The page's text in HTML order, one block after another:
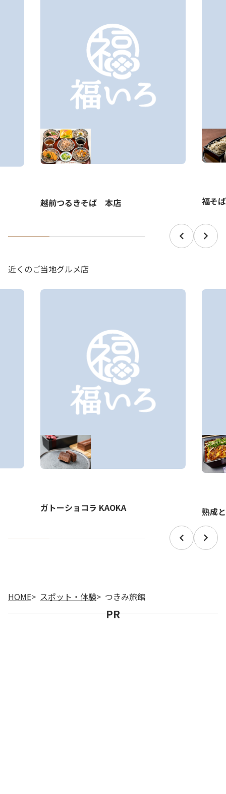
HOME スポット・体験 つきみ旅館
越前つるきそば 本店 福そば
近くのご当地グルメ店
ガトーショコラ KAOKA 熟成
PR